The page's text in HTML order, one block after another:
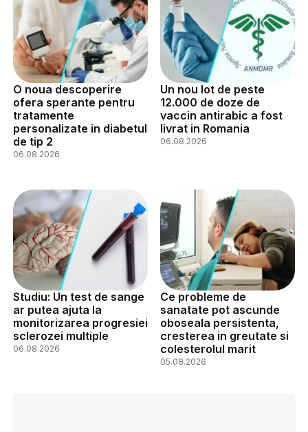
O noua descoperire
ofera sperante pentru
tratamente
personalizate in diabetul
de tip 2
06.08.2026
Un nou lot de peste
12.000 de doze de
vaccin antirabic a fost
livrat in Romania
06.08.2026
Studiu: Un test de sange
ar putea ajuta la
monitorizarea progresiei
sclerozei multiple
06.08.2026
Ce probleme de
sanatate pot ascunde
oboseala persistenta,
cresterea in greutate si
colesterolul marit
05.08.2026